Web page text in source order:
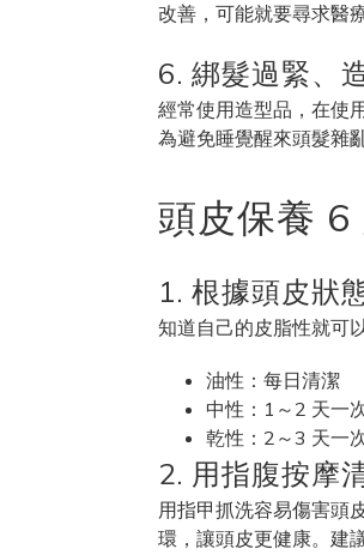
改善，可能就要尋求醫
6. 綁髮過緊、
經常使用造型品，在使
為避免睡覺醒來頭髮雜
頭皮保養 6
1. 根據頭皮狀
知道自己的皮脂性就可
油性：每日清潔
中性：1～2 天一
乾性：2～3 天一
2. 用指腹按摩
用指甲抓洗容易傷害頭
環，讓頭皮更健康。建